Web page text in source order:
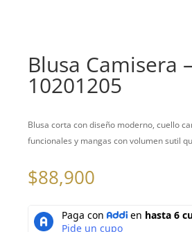
Blusa Camisera
10201205
Blusa corta con diseño moderno, cuello
funcionales y mangas con volumen sutil
$88,900